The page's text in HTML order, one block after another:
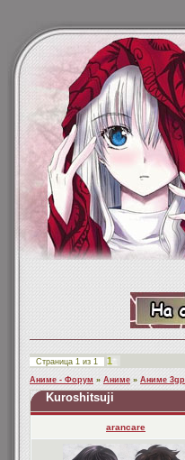
Страница 1 из 1 1
Аниме - Форум » Аниме » Аниме 3gp
Kuroshitsuji
arancare